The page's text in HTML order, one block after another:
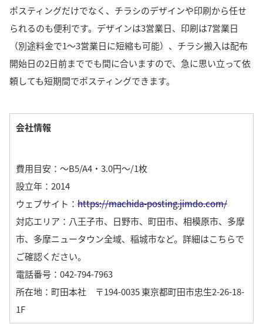
ポスティングだけでなく、チラシのデザインや印刷から任せ
られるのも便利です。 デザインは3営業日、印刷は7営業日
（別途料金で1〜3営業日に短縮も可能）、チラシ搬入は配布
開始日の2日前まででも間に合いますので、急に思い立って依
頼しても短期間でポスティングできます。
会社情報
費用目安：〜B5/A4・3.0円～/1枚
設立年：2014
ウェブサイト： https://machida-posting.jimdo.com/
対応エリア：八王子市、日野市、町田市、相模原市、多摩
市、多摩ニュータウン全域、稲城市など。 詳細はこちらで
ご確認ください。
電話番号：042-794-7963
所在地：町田本社 〒194-0035 東京都町田市忠生2-26-18-
1F